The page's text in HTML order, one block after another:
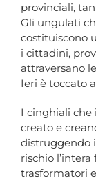
provinciali,
Gli ungulati
costituiscono
i cittadini,
attraversano
Ieri è toccato
I cinghiali
creato e
distruggendo
rischio
trasformatori